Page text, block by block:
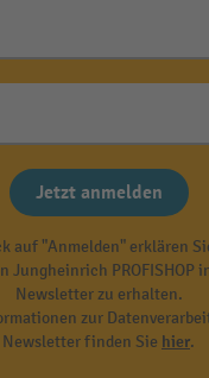
Jetzt anmelden
auf "Anmelden" erklären
Jungheinrich PROFISHOP
Newsletter zu erhalten.
zur
Newsletter finden Sie hier.